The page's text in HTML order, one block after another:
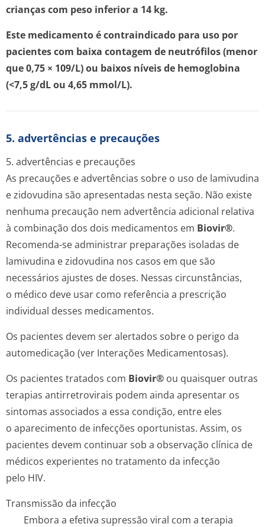
crianças com peso inferior a 14 kg.
Este medicamento é contraindicado para uso por
pacientes com baixa contagem de neutrófilos (menor
que 0,75 × 109/L) ou baixos níveis de hemoglobina
(<7,5 g/dL ou 4,65 mmol/L).
5. advertências e precauções
5. advertências e precauções
As precauções e advertências sobre o uso de lamivudina
e zidovudina são apresentadas nesta seção. Não existe
nenhuma precaução nem advertência adicional relativa
à combinação dos dois medicamentos em Biovir®.
Recomenda-se administrar preparações isoladas de
lamivudina e zidovudina nos casos em que são
necessários ajustes de doses. Nessas circunstâncias,
o médico deve usar como referência a prescrição
individual desses medicamentos.
Os pacientes devem ser alertados sobre o perigo da
automedicação (ver Interações Medicamentosas).
Os pacientes tratados com Biovir® ou quaisquer outras
terapias antirretrovirais podem ainda apresentar os
sintomas associados a essa condição, entre eles
o aparecimento de infecções oportunistas. Assim, os
pacientes devem continuar sob a observação clínica de
médicos experientes no tratamento da infecção
pelo HIV.
Transmissão da infecção
Embora a efetiva supressão viral com a terapia